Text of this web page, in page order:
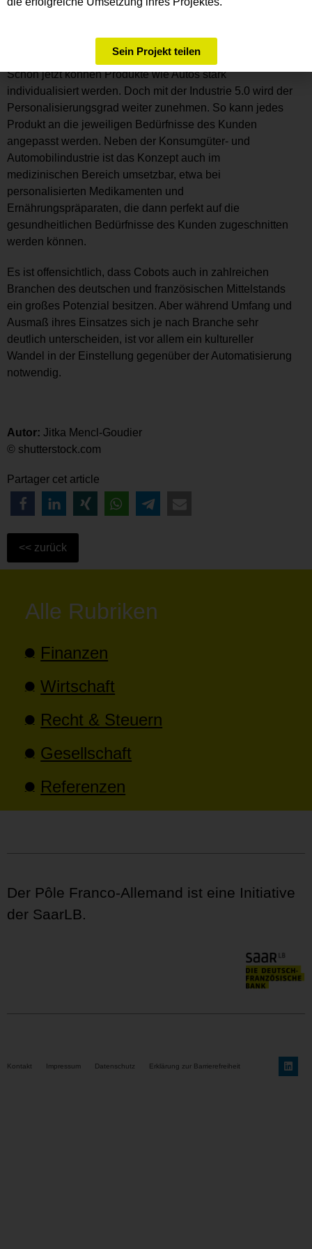
veröffentlichter Bericht von Kenneth Research vorhersagt,
Schon jetzt können Produkte wie Autos stark
individualisiert werden. Doch mit der Industrie 5.0 wird der
Personalisierungsgrad weiter zunehmen. So kann jedes
Produkt an die jeweiligen Bedürfnisse des Kunden
angepasst werden. Neben der Konsumgüter- und
Automobilindustrie ist das Konzept auch im
medizinischen Bereich umsetzbar, etwa bei
personalisierten Medikamenten und
Ernährungspräparaten, die dann perfekt auf die
gesundheitlichen Bedürfnisse des Kunden zugeschnitten
werden können.
Es ist offensichtlich, dass Cobots auch in zahlreichen
Branchen des deutschen und französischen Mittelstands
ein großes Potenzial besitzen. Aber während Umfang und
Ausmaß ihres Einsatzes sich je nach Branche sehr
deutlich unterscheiden, ist vor allem ein kultureller
Wandel in der Einstellung gegenüber der Automatisierung
notwendig.
Autor: Jitka Mencl-Goudier
© shutterstock.com
Partager cet article
Alle Rubriken
Finanzen
Wirtschaft
Recht & Steuern
Gesellschaft
Referenzen
Der Pôle Franco-Allemand ist eine Initiative
der SaarLB.
Kontakt Impressum Datenschutz Erklärung zur Barrierefreiheit
Sein Projekt teilen